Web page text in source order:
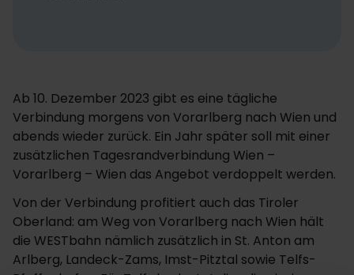
Ab 10. Dezember 2023 gibt es eine tägliche
Verbindung morgens von Vorarlberg nach Wien und
abends wieder zurück. Ein Jahr später soll mit einer
zusätzlichen Tagesrandverbindung Wien –
Vorarlberg – Wien das Angebot verdoppelt werden.
Von der Verbindung profitiert auch das Tiroler
Oberland: am Weg von Vorarlberg nach Wien hält
die WESTbahn nämlich zusätzlich in St. Anton am
Arlberg, Landeck-Zams, Imst-Pitztal sowie Telfs-